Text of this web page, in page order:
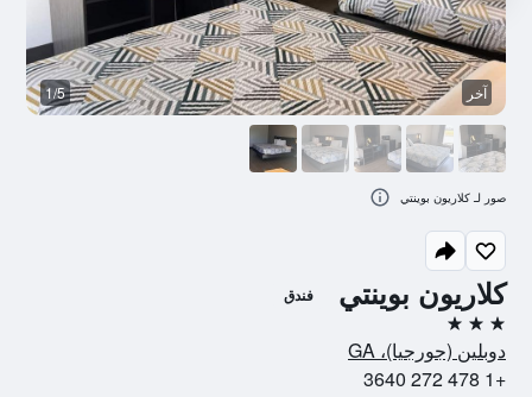
كلاريون بوينتي فندق
3 نجوم
دوبلين (جورجيا)، GA
+1 478 272 3640
آخر 1/5
صور لـ كلاريون بوينتي